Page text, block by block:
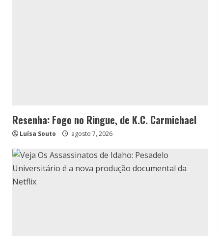
Resenha: Fogo no Ringue, de K.C. Carmichael
Luísa Souto agosto 7, 2026